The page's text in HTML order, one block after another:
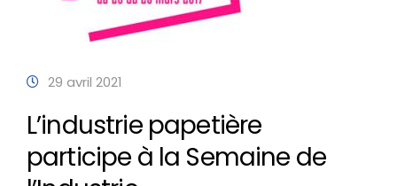
29 avril 2021
L’industrie papetière
participe à la Semaine de